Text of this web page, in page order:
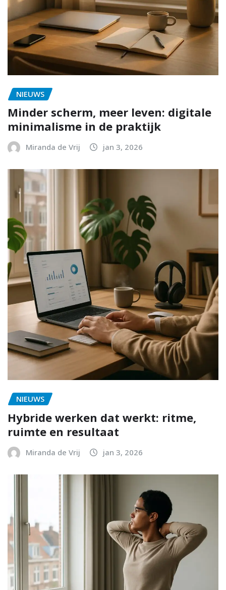
NIEUWS
Minder scherm, meer leven: digitale
minimalisme in de praktijk
Miranda de Vrij jan 3, 2026
NIEUWS
Hybride werken dat werkt: ritme,
ruimte en resultaat
Miranda de Vrij jan 3, 2026